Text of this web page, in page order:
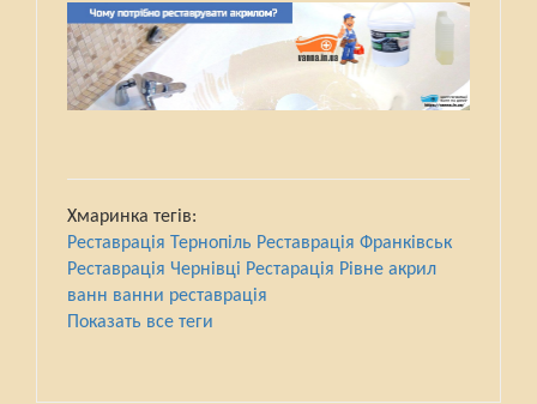
Хмаринка тегів:
Реставрація Тернопіль Реставрація Франківськ
Реставрація Чернівці Рестарація Рівне акрил
ванн ванни реставрація
Показать все теги